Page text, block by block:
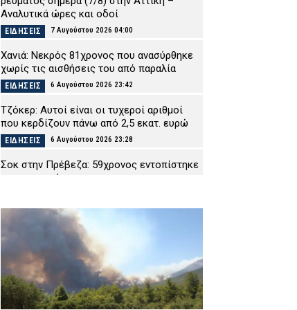
Αναλυτικά ώρες και οδοί
ΕΙΔΗΣΕΙΣ 7 Αυγούστου 2026 04:00
Χανιά: Νεκρός 81χρονος που ανασύρθηκε
χωρίς τις αισθήσεις του από παραλία
ΕΙΔΗΣΕΙΣ 6 Αυγούστου 2026 23:42
Τζόκερ: Αυτοί είναι οι τυχεροί αριθμοί
που κερδίζουν πάνω από 2,5 εκατ. ευρώ
ΕΙΔΗΣΕΙΣ 6 Αυγούστου 2026 23:28
Σοκ στην Πρέβεζα: 59χρονος εντοπίστηκε
απαγχονισμένος
ΕΛ.ΑΣ. για 75χρονη που βρέθηκε νεκρή στα
Χανιά: «ΕΔΕ σε βάρος των εμπλεκόμενων
αστυνομικών, στον εισαγγελέα τα
στοιχεία»
ΑΣΤΥΝΟΜΙΑ 6 Αυγούστου 2026 22:59
Marfin: «Πάτησε» Ελλάδα η 46χρονη που